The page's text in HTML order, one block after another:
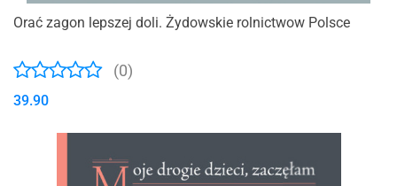
Orać zagon lepszej doli. Żydowskie rolnictwow Polsce
(0)
39.90